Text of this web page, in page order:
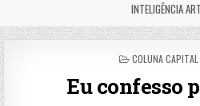
INTELIGÊNCIA
POSTED
COLUNA CAPITAL
Eu confesso